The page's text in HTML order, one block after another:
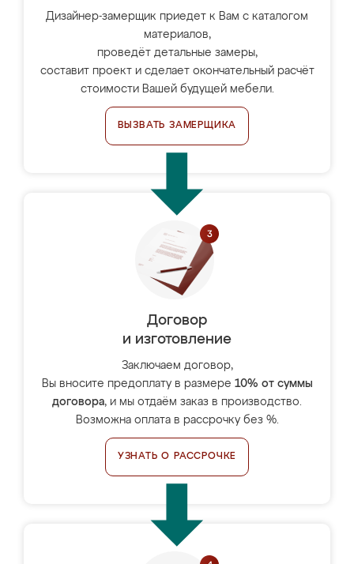
Дизайнер-замерщик приедет к Вам с каталогом
материалов,
проведёт детальные замеры,
составит проект и сделает окончательный расчёт
стоимости Вашей будущей мебели.
ВЫЗВАТЬ ЗАМЕРЩИКА
Договор
и изготовление
Заключаем договор,
Вы вносите предоплату в размере 10% от суммы
договора, и мы отдаём заказ в производство.
Возможна оплата в рассрочку без %.
УЗНАТЬ О РАССРОЧКЕ